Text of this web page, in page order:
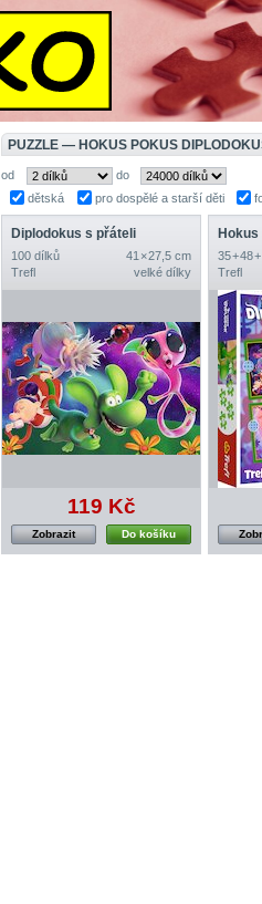
PUZZLE — HOKUS POKUS
od
do
dětská
pro dospělé a starší děti
Diplodokus s přáteli
100 dílků
41 × 27,5 cm
Trefl
velké dílky
119 Kč
Do košíku
Zobrazit
Hokus
35 + 48
Trefl